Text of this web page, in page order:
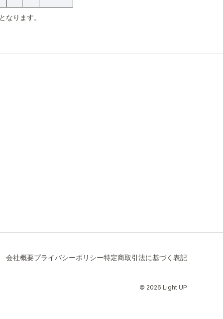
なります。
会社概要プライバシーポリシー特定商取引法に基づく表記
© 2026 Light UP